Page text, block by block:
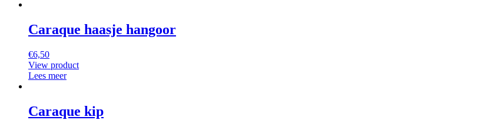
Caraque haasje hangoor
€6,50
View product
Lees meer
Caraque kip